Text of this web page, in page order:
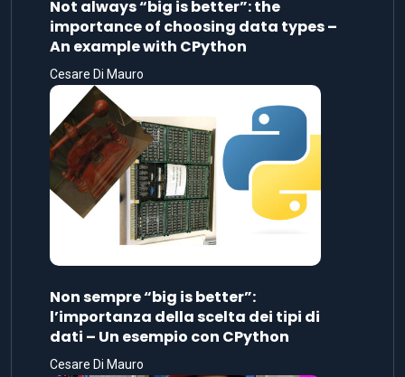
Not always “big is better”: the
importance of choosing data types –
An example with CPython
Cesare Di Mauro
Non sempre “big is better”:
l’importanza della scelta dei tipi di
dati – Un esempio con CPython
Cesare Di Mauro